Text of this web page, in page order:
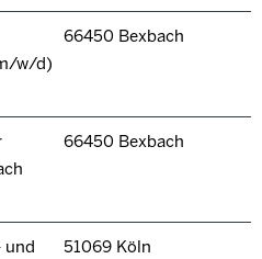
w/d)
66450 Bexbach
66450 Bexbach
und
51069 Köln